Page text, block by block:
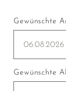
Gewünschte
06.08.2026
Gewünschte